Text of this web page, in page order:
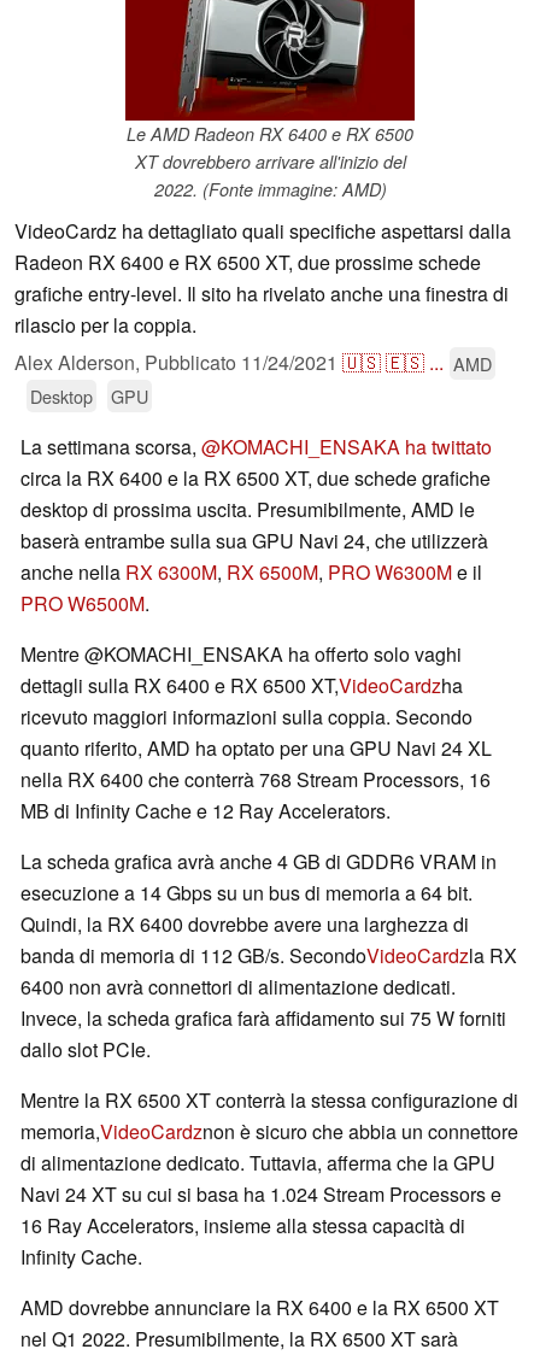
Le AMD Radeon RX 6400 e RX 6500
XT dovrebbero arrivare all'inizio del
2022. (Fonte immagine: AMD)
VideoCardz ha dettagliato quali specifiche aspettarsi dalla
Radeon RX 6400 e RX 6500 XT, due prossime schede
grafiche entry-level. Il sito ha rivelato anche una finestra di
rilascio per la coppia.
Alex Alderson, Pubblicato 11/24/2021 🇺🇸🇪🇸 ... AMD
Desktop
GPU
La settimana scorsa, @KOMACHI_ENSAKA ha twittato
circa la RX 6400 e la RX 6500 XT, due schede grafiche
desktop di prossima uscita. Presumibilmente, AMD le
baserà entrambe sulla sua GPU Navi 24, che utilizzerà
anche nella RX 6300M, RX 6500M, PRO W6300Me il
PRO W6500M.
Mentre @KOMACHI_ENSAKA ha offerto solo vaghi
dettagli sulla RX 6400 e RX 6500 XT,VideoCardzha
ricevuto maggiori informazioni sulla coppia. Secondo
quanto riferito, AMD ha optato per una GPU Navi 24 XL
nella RX 6400 che conterrà 768 Stream Processors, 16
MB di Infinity Cache e 12 Ray Accelerators.
La scheda grafica avrà anche 4 GB di GDDR6 VRAM in
esecuzione a 14 Gbps su un bus di memoria a 64 bit.
Quindi, la RX 6400 dovrebbe avere una larghezza di
banda di memoria di 112 GB/s. SecondoVideoCardzla RX
6400 non avrà connettori di alimentazione dedicati.
Invece, la scheda grafica farà affidamento sui 75 W forniti
dallo slot PCIe.
Mentre la RX 6500 XT conterrà la stessa configurazione di
memoria,VideoCardznon è sicuro che abbia un connettore
di alimentazione dedicato. Tuttavia, afferma che la GPU
Navi 24 XT su cui si basa ha 1.024 Stream Processors e
16 Ray Accelerators, insieme alla stessa capacità di
Infinity Cache.
AMD dovrebbe annunciare la RX 6400 e la RX 6500 XT
nel Q1 2022. Presumibilmente, la RX 6500 XT sarà